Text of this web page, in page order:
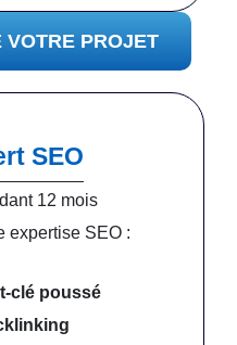
VOTRE PROJET
SEO
12 mois
expertise SEO :
clé poussé